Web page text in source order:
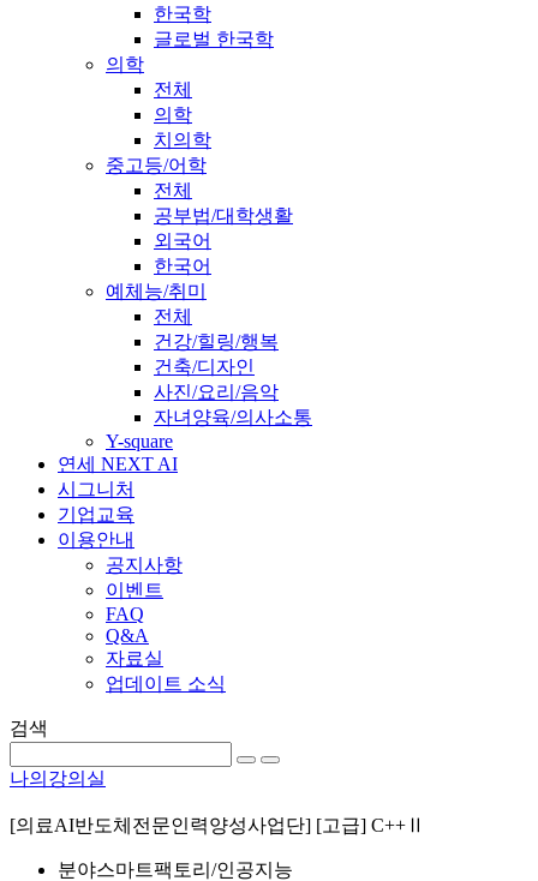
한국학
글로벌 한국학
의학
전체
의학
치의학
중고등/어학
전체
공부법/대학생활
외국어
한국어
예체능/취미
전체
건강/힐링/행복
건축/디자인
사진/요리/음악
자녀양육/의사소통
Y-square
연세 NEXT AI
시그니처
기업교육
이용안내
공지사항
이벤트
FAQ
Q&A
자료실
업데이트 소식
검색
나의강의실
[의료AI반도체전문인력양성사업단] [고급] C++Ⅱ
분야스마트팩토리/인공지능